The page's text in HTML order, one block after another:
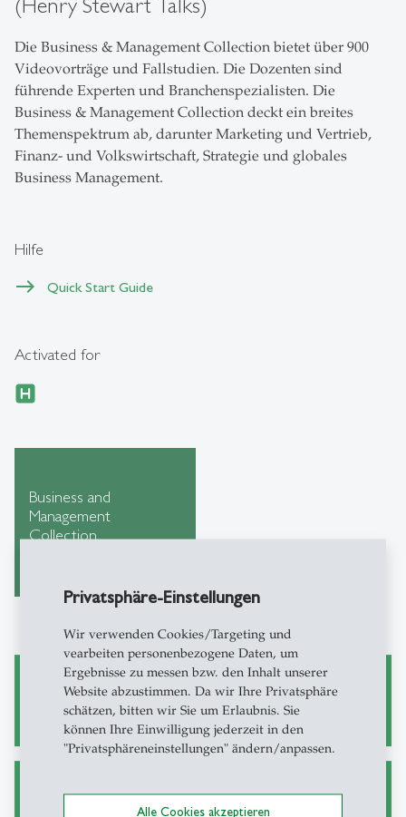
Privatsphäre-Einstellungen
Wir verwenden Cookies/Targeting und
vearbeiten personenbezogene Daten, um
Ergebnisse zu messen bzw. den Inhalt unserer
Website abzustimmen. Da wir Ihre Privatsphäre
schätzen, bitten wir Sie um Erlaubnis. Sie
können Ihre Einwilligung jederzeit in den
"Privatsphäreneinstellungen" ändern/anpassen.
Alle Cookies akzeptieren
Die Business & Management Collection bietet über 900
Videovorträge und Fallstudien. Die Dozenten sind
führende Experten und Branchenspezialisten. Die
Business & Management Collection deckt ein breites
Themenspektrum ab, darunter Marketing und Vertrieb,
Finanz- und Volkswirtschaft, Strategie und globales
Business Management.
Hilfe
Quick Start Guide
Activated for
Business and
Management
Collection
Wissenschaftliches Arbeiten
Alternative Wege zu Zeitschriftenartikeln